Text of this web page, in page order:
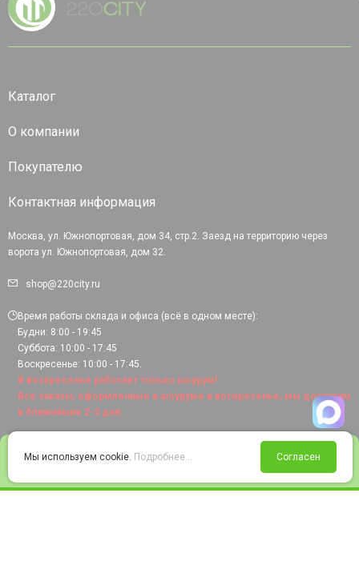
Войти Избранное Корзина
Каталог
О компании
Покупателю
Контактная информация
Москва, ул. Южнопортовая, дом 34, стр.2. Заезд на территорию через
ворота ул. Южнопортовая, дом 32.
shop@220city.ru
Время работы склада и офиса (всё в одном месте):
Будни: 8:00 - 19:45
Суббота: 10:00 - 17:45
Воскресенье: 10:00 - 17:45.
В воскресенье работает только шоурум!
Все заказы, оформленные в шоуруме в воскресенье, мы доставим
в ближайшие 2-3 дня.
Мы используем cookie. Подробнее... Согласен